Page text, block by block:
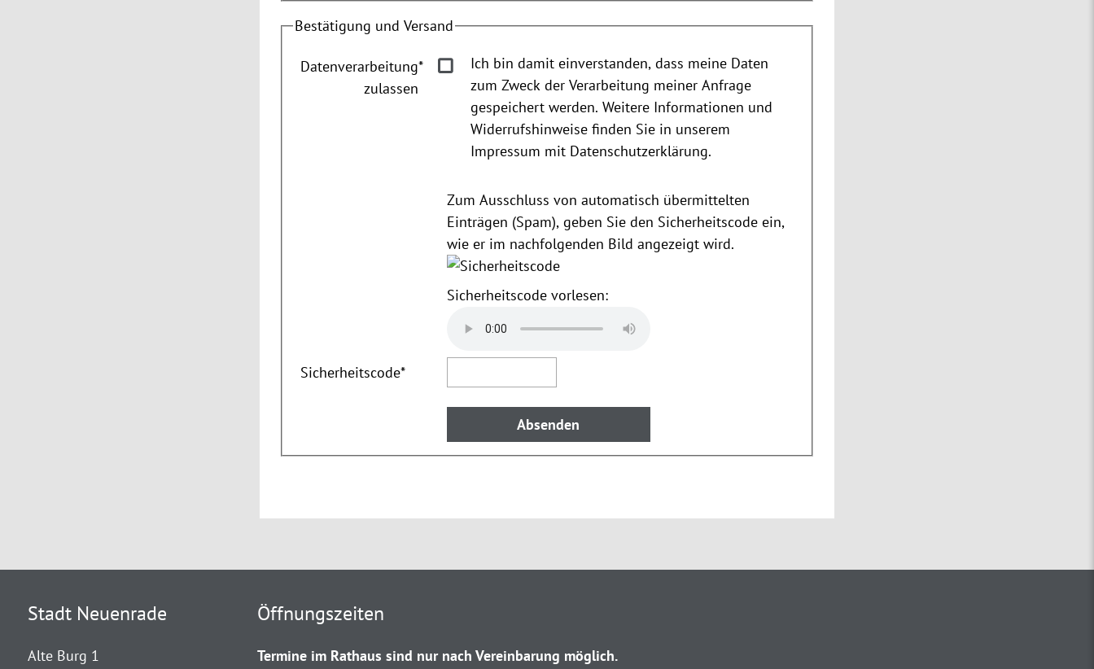
Bestätigung und Versand
Datenverarbeitung
zulassen
*
Ich bin damit einverstanden, dass meine Daten
zum Zweck der Verarbeitung meiner Anfrage
gespeichert werden. Weitere Informationen und
Widerrufshinweise finden Sie in unserem
Impressum mit Datenschutzerklärung.
Zum Ausschluss von automatisch übermittelten
Einträgen (Spam), geben Sie den Sicherheitscode ein,
wie er im nachfolgenden Bild angezeigt wird.
Sicherheitscode vorlesen:
Sicherheitscode*
Stadt Neuenrade
Alte Burg 1
Öffnungszeiten
Termine im Rathaus sind nur nach Vereinbarung möglich.